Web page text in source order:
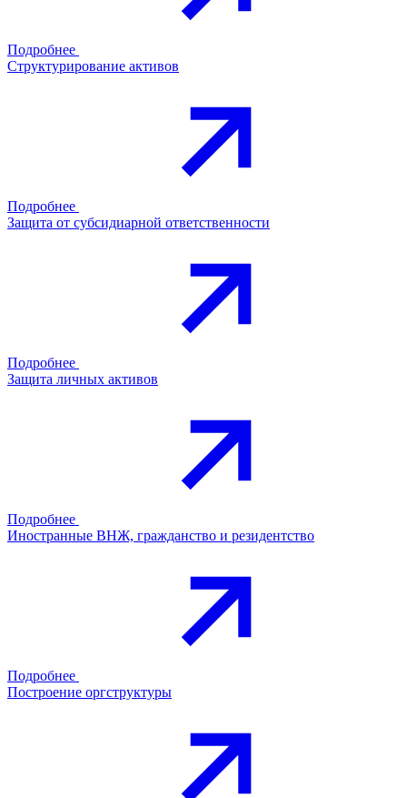
Подробнее
Структурирование активов
Подробнее
Защита от субсидиарной ответственности
Подробнее
Защита личных активов
Подробнее
Иностранные ВНЖ, гражданство и резидентство
Подробнее
Построение оргструктуры